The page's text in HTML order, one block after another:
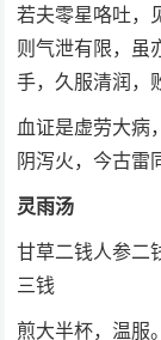
若夫零星咯吐，
则气泄有限，虽
手，久服清润，
血证是虚劳大病
阴泻火，今古雷
灵雨汤
甘草二钱人参二
三钱
煎大半杯，温服。